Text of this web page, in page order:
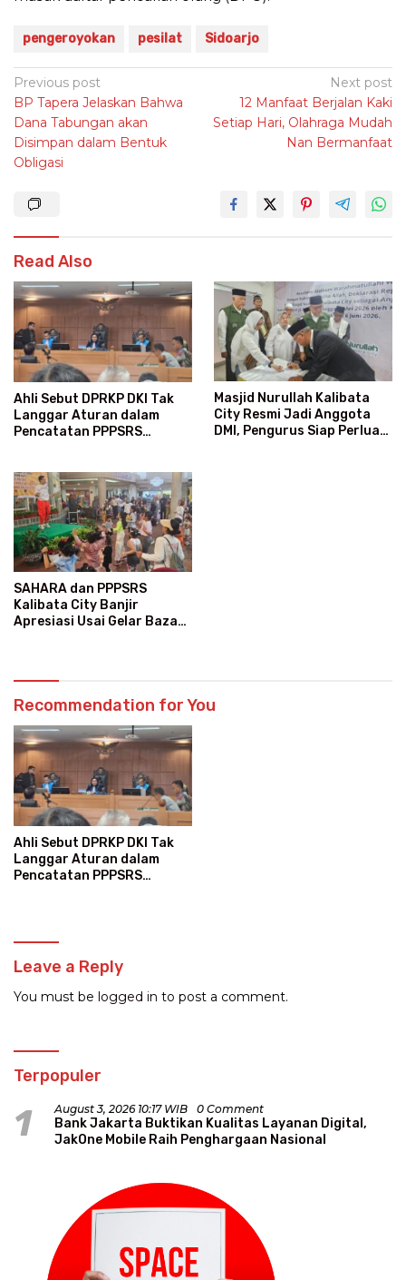
pengeroyokan pesilat Sidoarjo
Post
navigation
Previous post
BP Tapera Jelaskan Bahwa
Dana Tabungan akan
Disimpan dalam Bentuk
Obligasi
Next post
12 Manfaat Berjalan Kaki
Setiap Hari, Olahraga Mudah
Nan Bermanfaat
Read Also
Ahli Sebut DPRKP DKI Tak
Langgar Aturan dalam
Pencatatan PPPSRS
Masjid Nurullah Kalibata
City Resmi Jadi Anggota
DMI, Pengurus Siap Perluas
SAHARA dan PPPSRS
Kalibata City Banjir
Apresiasi Usai Gelar Bazaar
Recommendation for You
Ahli Sebut DPRKP DKI Tak
Langgar Aturan dalam
Pencatatan PPPSRS
Leave a Reply
You must be logged in to post a comment.
Terpopuler
1 August 3, 2026 10:17 WIB 0 Comment
Bank Jakarta Buktikan Kualitas Layanan Digital,
JakOne Mobile Raih Penghargaan Nasional